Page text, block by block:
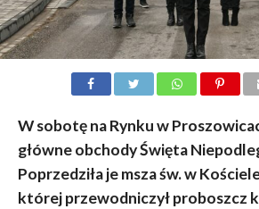
W sobotę na Rynku w
główne obchody Święta
Poprzedziła je msza św. w
której przewodniczył proboszcz